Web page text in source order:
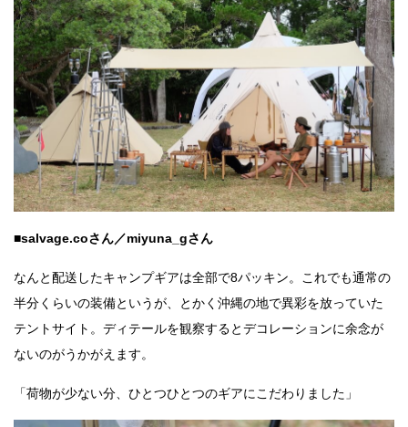
■salvage.coさん／miyuna_gさん
なんと配送したキャンプギアは全部で8パッキン。これでも通常の
半分くらいの装備というが、とかく沖縄の地で異彩を放っていた
テントサイト。ディテールを観察するとデコレーションに余念が
ないのがうかがえます。
「荷物が少ない分、ひとつひとつのギアにこだわりました」